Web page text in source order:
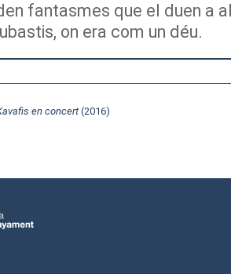
fantasmes que el duen a
on era com un déu.
en concert(2016)